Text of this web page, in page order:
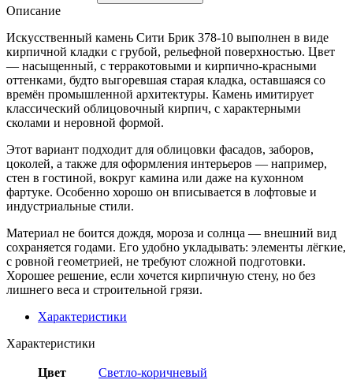
Описание
Искусственный камень Сити Брик 378-10 выполнен в виде
кирпичной кладки с грубой, рельефной поверхностью. Цвет
— насыщенный, с терракотовыми и кирпично-красными
оттенками, будто выгоревшая старая кладка, оставшаяся со
времён промышленной архитектуры. Камень имитирует
классический облицовочный кирпич, с характерными
сколами и неровной формой.
Этот вариант подходит для облицовки фасадов, заборов,
цоколей, а также для оформления интерьеров — например,
стен в гостиной, вокруг камина или даже на кухонном
фартуке. Особенно хорошо он вписывается в лофтовые и
индустриальные стили.
Материал не боится дождя, мороза и солнца — внешний вид
сохраняется годами. Его удобно укладывать: элементы лёгкие,
с ровной геометрией, не требуют сложной подготовки.
Хорошее решение, если хочется кирпичную стену, но без
лишнего веса и строительной грязи.
Характеристики
Характеристики
Цвет Светло-коричневый